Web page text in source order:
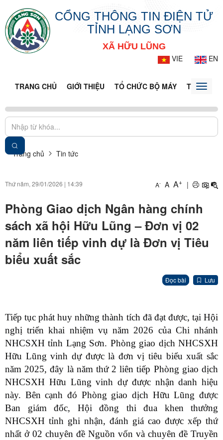
CỔNG THÔNG TIN ĐIỆN TỬ
TỈNH LẠNG SƠN
XÃ HỮU LŨNG
VIE
EN
TRANG CHỦ GIỚI THIỆU TỔ CHỨC BỘ MÁY TIN TỨC -
Toggle
Trang chủ Tin tức
Thứ năm, 29/01/2026 | 14:39 A- A A+ |
Phòng Giao dịch Ngân hàng chính
sách xã hội Hữu Lũng – Đơn vị 02
năm liên tiếp vinh dự là Đơn vị Tiêu
biểu xuất sắc
Đọc bài Lưu
Tiếp tục phát huy những thành tích đã đạt được, tại Hội
nghị triển khai nhiệm vụ năm 2026 của Chi nhánh
NHCSXH tỉnh Lạng Sơn. Phòng giao dịch NHCSXH
Hữu Lũng vinh dự được là đơn vị tiêu biểu xuất sắc
năm 2025, đây là năm thứ 2 liên tiếp Phòng giao dịch
NHCSXH Hữu Lũng vinh dự được nhận danh hiệu
này. Bên cạnh đó Phòng giao dịch Hữu Lũng được
Ban giám đốc, Hội đồng thi đua khen thưởng
NHCSXH tỉnh ghi nhận, đánh giá cao được xếp thứ
nhất ở 02 chuyên đề Nguồn vốn và chuyên đề Truyền